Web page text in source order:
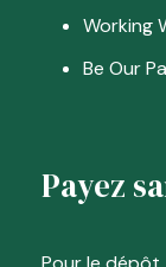
Working
Be Our
Payez